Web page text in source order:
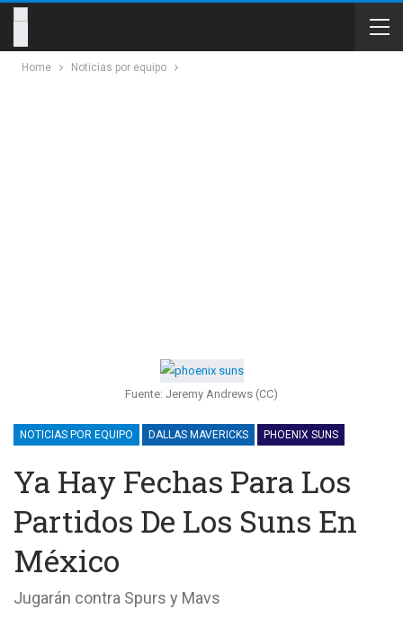
Home Noticias por equipo
Fuente: Jeremy Andrews (CC)
NOTICIAS POR EQUIPO DALLAS MAVERICKS PHOENIX SUNS
Ya Hay Fechas Para Los
Partidos De Los Suns En
México
Jugarán contra Spurs y Mavs